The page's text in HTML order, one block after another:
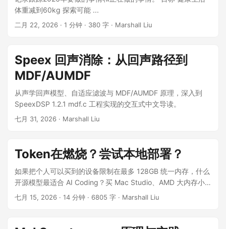
体重减到60kg 探索可能 ...
二月 22, 2026 · 1 分钟 · 380 字 · Marshall Liu
Speex 回声消除：从回声路径到
MDF/AUMDF
从声学回声模型、自适应滤波与 MDF/AUMDF 原理，深入到
SpeexDSP 1.2.1 mdf.c 工程实现的交互式中文导读。
七月 31, 2026 · Marshall Liu
Token在燃烧？尝试本地部署？
如果把个人可以买到的设备限制在最多 128GB 统一内存，什么
开源模型最适合 AI Coding？买 Mac Studio、AMD 大内存小
主机、DGX Spark 或多显卡工作站，和直接调用在线 API 相
七月 15, 2026 · 14 分钟 · 6805 字 · Marshall Liu